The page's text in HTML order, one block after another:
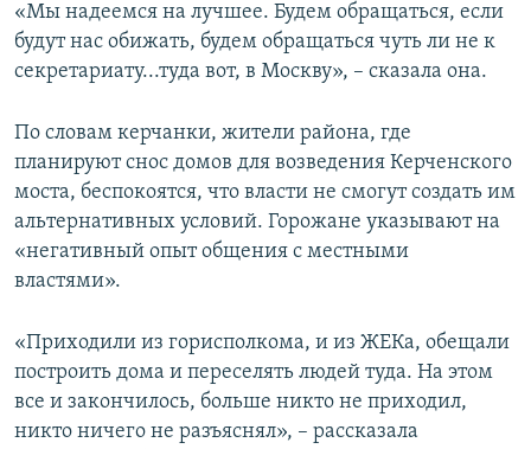
«Мы надеемся на лучшее. Будем обращаться, если
будут нас обижать, будем обращаться чуть ли не к
секретариату...туда вот, в Москву», – сказала она.
По словам керчанки, жители района, где
планируют снос домов для возведения Керченского
моста, беспокоятся, что власти не смогут создать им
альтернативных условий. Горожане указывают на
«негативный опыт общения с местными
властями».
«Приходили из горисполкома, и из ЖЕКа, обещали
построить дома и переселять людей туда. На этом
все и закончилось, больше никто не приходил,
никто ничего не разъяснял», – рассказала